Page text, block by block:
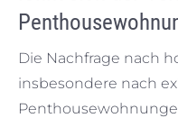
Die Nachfrage nach
insbesondere nach